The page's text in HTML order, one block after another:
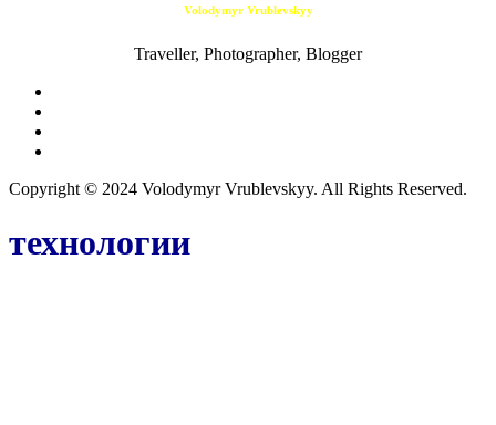
Volodymyr Vrublevskyy
Traveller, Photographer, Blogger
Copyright © 2024 Volodymyr Vrublevskyy. All Rights Reserved.
технологии